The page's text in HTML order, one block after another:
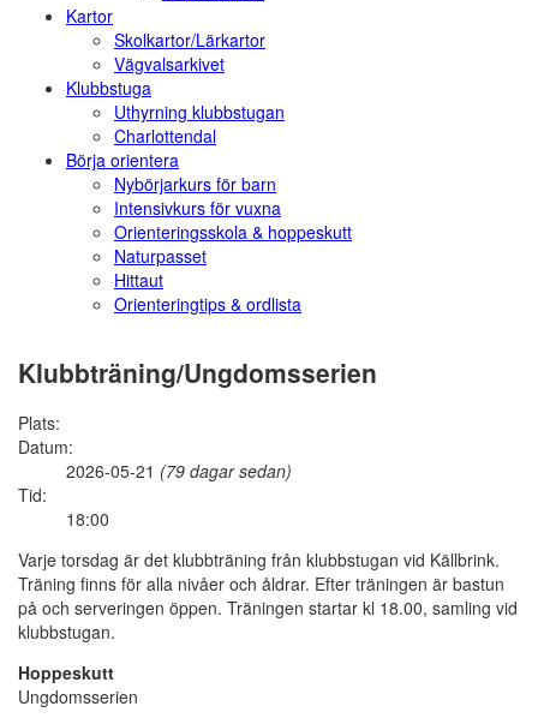
Kartor
Skolkartor/Lärkartor
Vägvalsarkivet
Klubbstuga
Uthyrning klubbstugan
Charlottendal
Börja orientera
Nybörjarkurs för barn
Intensivkurs för vuxna
Orienteringsskola & hoppeskutt
Naturpasset
Hittaut
Orienteringtips & ordlista
Klubbträning/Ungdomsserien
Plats:
Datum:
2026-05-21 (79 dagar sedan)
Tid:
18:00
Varje torsdag är det klubbträning från klubbstugan vid Källbrink.
Träning finns för alla nivåer och åldrar. Efter träningen är bastun
på och serveringen öppen. Träningen startar kl 18.00, samling vid
klubbstugan.
Hoppeskutt
Ungdomsserien